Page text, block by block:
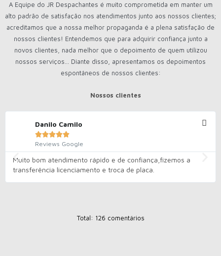
A Equipe do JR Despachantes é muito comprometida em manter um
alto padrão de satisfação nos atendimentos junto aos nossos clientes;
acreditamos que a nossa melhor propaganda é a plena satisfação de
nossos clientes! Entendemos que para adquirir confiança junto a
novos clientes, nada melhor que o depoimento de quem utilizou
nossos serviços... Diante disso, apresentamos os depoimentos
espontâneos de nossos clientes:
Nossos clientes
Danilo Camilo

Reviews Google
Muito bom atendimento rápido e de confiança,fizemos a
transferência licenciamento e troca de placa.
Total: 126 comentários